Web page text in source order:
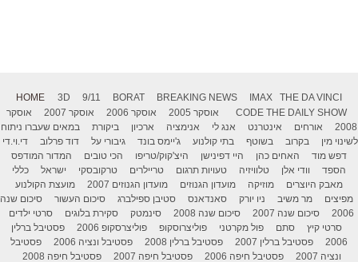
HOME 3D 9/11 BORAT BREAKING NEWS IMAX
THE DA VINCI
CODE THE DAILY SHOW אוסקר 2005 אוסקר 2006 אוסקר 2007
אוסקר
2008
אורחים אינטרנט אנג לי אנימציה ארכיון ביקורת
במאים שעברו ניתוח
לשינוי מין
בקרוב בשוטף בתי קולנוע ג'יימס בונד גיבורי על דוד פרלוב
די.וי.די
דפש מוד
האחים כהן היי דפינישן היצ'קוק/טריפו הכי טובים
המדור המודפס
הספד
וודי אלן טלוויזיה טעויות תרגום טריילרים טרקובסקי ישראל
כללי
מאבק היוצרים
מוזיקה מועדון הגנוזים מועדון הגנוזים 2007
מועצת הקולנוע
מפיצים
מר משיב ניו יורק סאנדאנס סטיבן ספילברג סיכום העשור
סיכום שנה
2006
סיכום שנה 2007 סיכום שנה 2008 סינמטק סקירת בלוגים
סרטי ילדים
סרטי קיץ
סתם פול מקרטני פוליצרוסקופ פוליצרסקופ 2006
פסטיבל ברלין
2006
פסטיבל ברלין 2007 פסטיבל ברלין 2008 פסטיבל ונציה 2006
פסטיבל
ונציה 2007
פסטיבל חיפה 2006 פסטיבל חיפה 2007 פסטיבל חיפה 2008